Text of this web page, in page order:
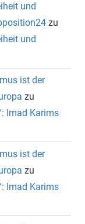
und
zu
und
ist der
zu
Imad Karims
ist der
zu
Imad Karims